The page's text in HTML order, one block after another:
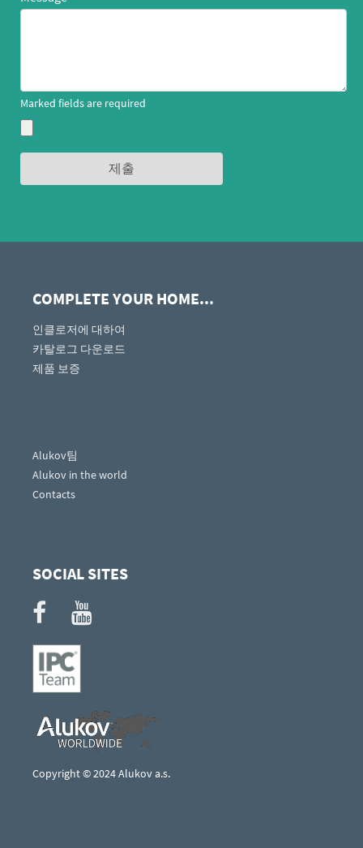
Marked fields are required
COMPLETE YOUR HOME...
인클로저에 대하여
카탈로그 다운로드
제품 보증
Alukov팀
Alukov in the world
Contacts
SOCIAL SITES
Copyright © 2024 Alukov a.s.